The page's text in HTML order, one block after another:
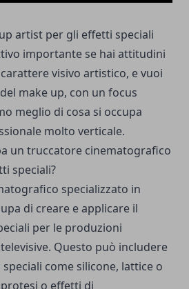
artist per gli effetti speciali
importante se hai attitudini
visivo artistico, e vuoi
make up, con un focus
meglio di cosa si occupa
molto verticale.
un truccatore cinematografico
speciali?
specializzato in
di creare e applicare il
per le produzioni
Questo può includere
come silicone, lattice o
o effetti di